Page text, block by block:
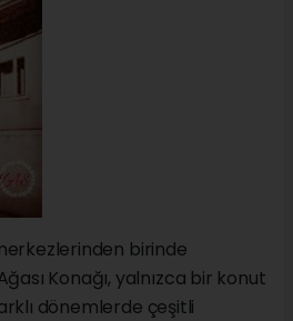
birinde
Konağı, yalnızca bir konut
dönemlerde çeşitli